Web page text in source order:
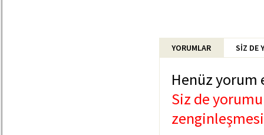
YORUMLAR SİZ DE
Henüz
Siz de